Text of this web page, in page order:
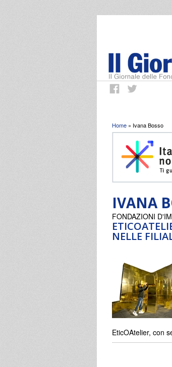
Tu sei qui
Home » Ivana Bosso
IVANA
NELLE
FONDAZIONI
EticOAtelier, con